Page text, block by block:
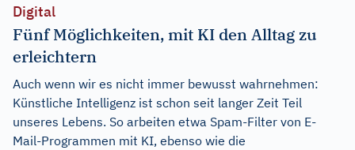
Digital
Fünf Möglichkeiten, mit KI den Alltag zu
erleichtern
Auch wenn wir es nicht immer bewusst wahrnehmen:
Künstliche Intelligenz ist schon seit langer Zeit Teil
unseres Lebens. So arbeiten etwa Spam-Filter von E-
Mail-Programmen mit KI, ebenso wie die